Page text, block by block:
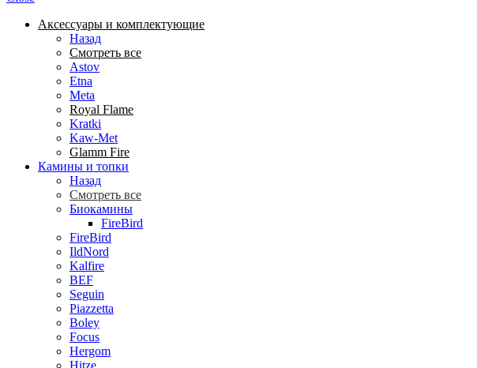
Аксессуары и комплектующие
Назад
Смотреть все
Astov
Etna
Meta
Royal Flame
Kratki
Kaw-Met
Glamm Fire
Камины и топки
Назад
Смотреть все
Биокамины
FireBird
FireBird
IldNord
Kalfire
BEF
Seguin
Piazzetta
Boley
Focus
Hergom
Hitze